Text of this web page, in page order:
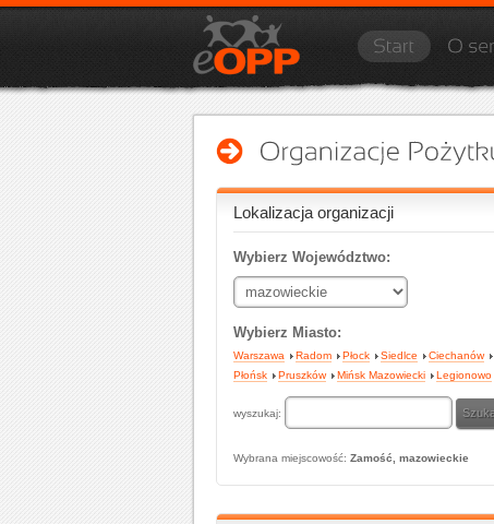
Lokalizacja organizacji
Wybierz Województwo:
Wybierz Miasto:
Warszawa Radom Płock Siedlce Ciechanów
Płońsk
Pruszków Mińsk Mazowiecki Legionowo
wyszukaj:
Wybrana miejscowość: Zamość, mazowieckie